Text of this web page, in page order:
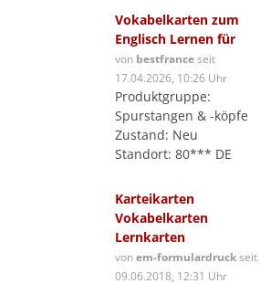
Vokabelkarten zum
Englisch Lernen für
von bestfranceseit
17.04.2026, 10:26 Uhr
Produktgruppe:
Spurstangen & -köpfe
Zustand: Neu
Standort: 80*** DE
Karteikarten
Vokabelkarten
Lernkarten
vonem-formulardruckseit
09.06.2018, 12:31 Uhr